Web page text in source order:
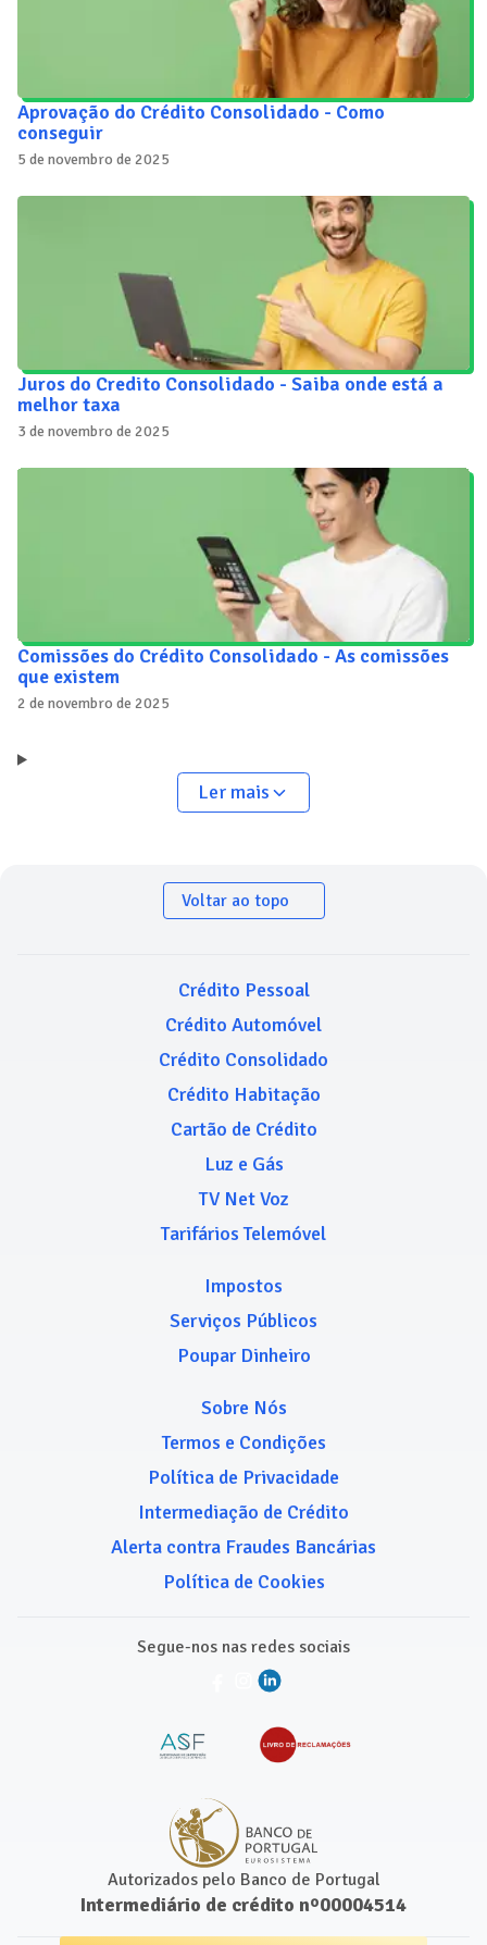
Aprovação do Crédito Consolidado - Como
conseguir
5 de novembro de 2025
Juros do Credito Consolidado - Saiba onde está a
melhor taxa
3 de novembro de 2025
Comissões do Crédito Consolidado - As comissões
que existem
2 de novembro de 2025
Ler mais
Voltar ao topo
Crédito Pessoal
Crédito Automóvel
Crédito Consolidado
Crédito Habitação
Cartão de Crédito
Luz e Gás
TV Net Voz
Tarifários Telemóvel
Impostos
Serviços Públicos
Poupar Dinheiro
Sobre Nós
Termos e Condições
Política de Privacidade
Intermediação de Crédito
Alerta contra Fraudes Bancárias
Política de Cookies
Autorizados pelo Banco de Portugal
Intermediário de crédito nº00004514
Segue-nos nas redes sociais